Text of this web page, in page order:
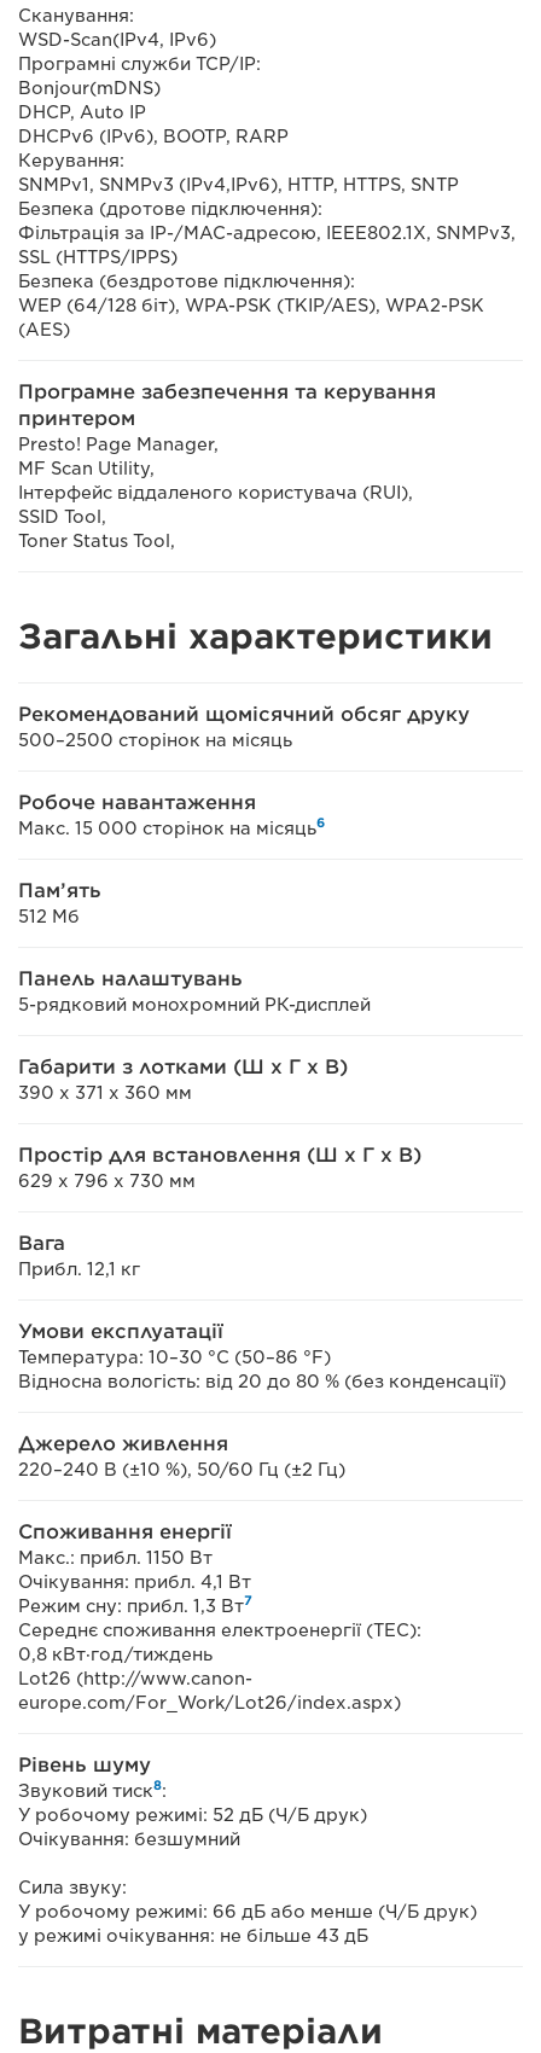
Сканування:
WSD-Scan(IPv4, IPv6)
Програмні служби TCP/IP:
Bonjour(mDNS)
DHCP, Auto IP
DHCPv6 (IPv6), BOOTP, RARP
Керування:
SNMPv1, SNMPv3 (IPv4,IPv6), HTTP, HTTPS, SNTP
Безпека (дротове підключення):
Фільтрація за IP-/MAC-адресою, IEEE802.1X, SNMPv3,
SSL (HTTPS/IPPS)
Безпека (бездротове підключення):
WEP (64/128 біт), WPA-PSK (TKIP/AES), WPA2-PSK
(AES)
Програмне забезпечення та керування
принтером
Presto! Page Manager,
MF Scan Utility,
Інтерфейс віддаленого користувача (RUI),
SSID Tool,
Toner Status Tool,
Загальні характеристики
Рекомендований щомісячний обсяг друку
500–2500 сторінок на місяць
Робоче навантаження
Макс. 15 000 сторінок на місяць6
Пам’ять
512 Мб
Панель налаштувань
5-рядковий монохромний РК-дисплей
Габарити з лотками (Ш x Г x В)
390 x 371 x 360 мм
Простір для встановлення (Ш x Г x В)
629 x 796 x 730 мм
Вага
Прибл. 12,1 кг
Умови експлуатації
Температура: 10–30 °C (50–86 °F)
Відносна вологість: від 20 до 80 % (без конденсації)
Джерело живлення
220–240 В (±10 %), 50/60 Гц (±2 Гц)
Споживання енергії
Макс.: прибл. 1150 Вт
Очікування: прибл. 4,1 Вт
Режим сну: прибл. 1,3 Вт7
Середнє споживання електроенергії (TEC):
0,8 кВт·год/тиждень
Lot26 (http://www.canon-
europe.com/For_Work/Lot26/index.aspx)
Рівень шуму
Звуковий тиск8:
У робочому режимі: 52 дБ (Ч/Б друк)
Очікування: безшумний
Сила звуку:
У робочому режимі: 66 дБ або менше (Ч/Б друк)
у режимі очікування: не більше 43 дБ
Витратні матеріали